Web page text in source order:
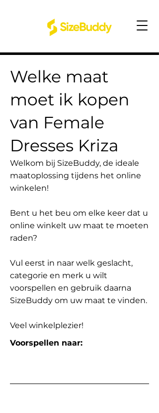
Welke maat
moet ik kopen
van Female
Dresses Kriza
Welkom bij SizeBuddy, de ideale
maatoplossing tijdens het online
winkelen!
Bent u het beu om elke keer dat u
online winkelt uw maat te moeten
raden?
Vul eerst in naar welk geslacht,
categorie en merk u wilt
voorspellen en gebruik daarna
SizeBuddy om uw maat te vinden.
Veel winkelplezier!
Voorspellen naar: